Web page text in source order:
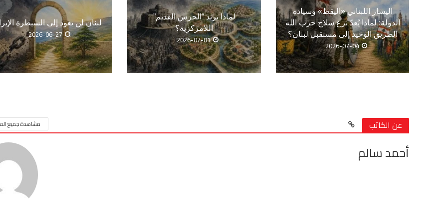
اليسار اللبناني «اليقظ» وسيادة
الدولة: لماذا يُعدّ نزع سلاح حزب الله
الطريق الوحيد إلى مستقبل لبنان؟
2026-07-04
لماذا يريد “الحرس القديم”
اللامركزية؟
2026-07-01
لبنان لن يعود إلى السيطرة
2026-06-27
عن الكاتب مشاهدة جميع
أحمد سالم